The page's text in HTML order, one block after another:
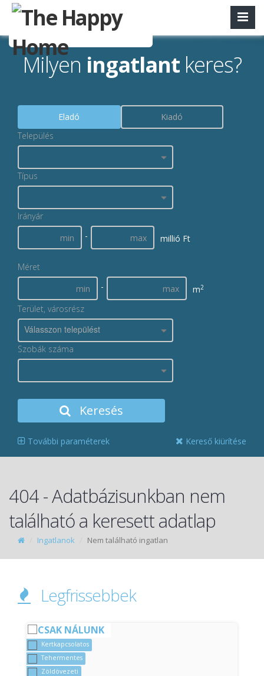
Milyen ingatlant keres?
Eladó
Kiadó
Település
Típus
Irányár
-
millió Ft
Méret
-
m2
Terület, városrész
Válasszon települést
Szobák száma
Keresés
További paraméterek Kereső kiürítése
404 - Adatbázisunkban nem
található a keresett adatlap
Ingatlanok Nem található ingatlan
Legfrissebbek
CSAK NÁLUNK
Kertkapcsolatos
Tehermentes
Zöldövezeti